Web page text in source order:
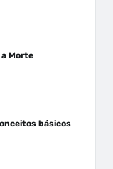
Morte
básicos